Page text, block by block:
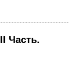
Часть.